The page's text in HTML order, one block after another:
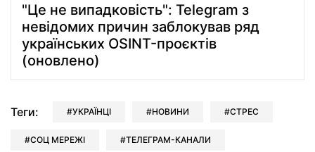
"Це не випадковість": Telegram з
невідомих причин заблокував ряд
українських OSINT-проєктів
(оновлено)
Теги: УКРАЇНЦІ НОВИНИ СТРЕС
СОЦ МЕРЕЖІ ТЕЛЕГРАМ-КАНАЛИ